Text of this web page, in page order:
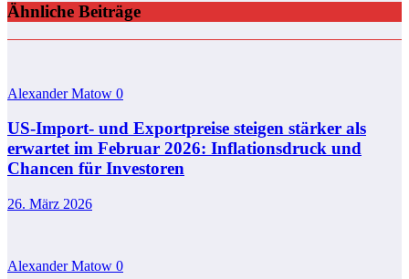
Ähnliche Beiträge
Alexander Matow 0
US-Import- und Exportpreise steigen stärker als
erwartet im Februar 2026: Inflationsdruck und
Chancen für Investoren
26. März 2026
Alexander Matow 0